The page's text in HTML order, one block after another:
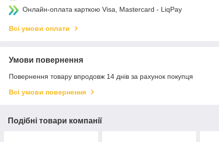
Онлайн-оплата карткою Visa, Mastercard - LiqPay
Всі умови оплати
Умови повернення
Повернення товару впродовж 14 днів за рахунок покупця
Всі умови повернення
Подібні товари компанії